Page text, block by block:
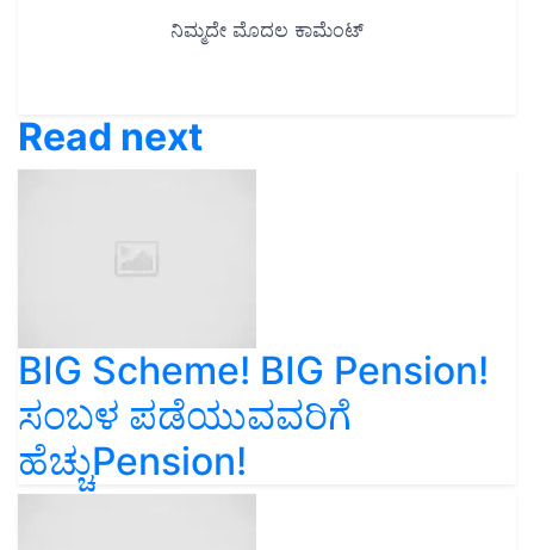
Read next
BIG Scheme! BIG Pension!
ಸಂಬಳ ಪಡೆಯುವವರಿಗೆ
ಹೆಚ್ಚುPension!